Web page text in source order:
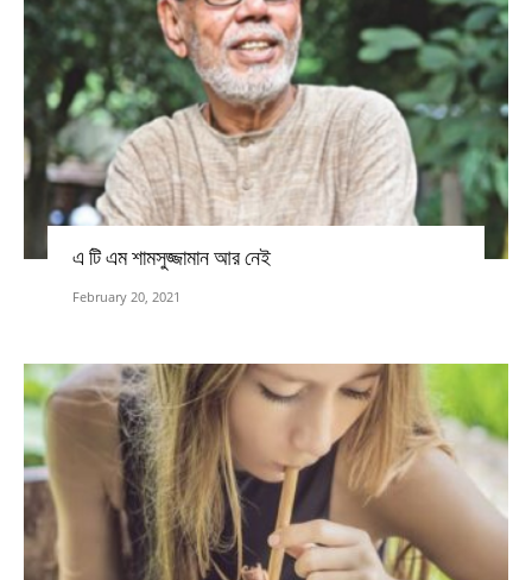
এ টি এম শামসুজ্জামান আর নেই
February 20, 2021